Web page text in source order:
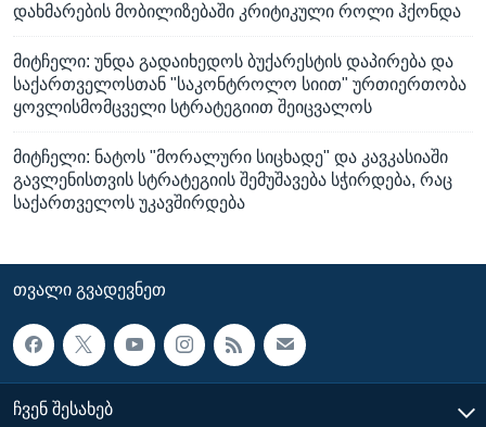
დახმარების მობილიზებაში კრიტიკული როლი ჰქონდა
მიტჩელი: უნდა გადაიხედოს ბუქარესტის დაპირება და
საქართველოსთან "საკონტროლო სიით" ურთიერთობა
ყოვლისმომცველი სტრატეგიით შეიცვალოს
მიტჩელი: ნატოს "მორალური სიცხადე" და კავკასიაში
გავლენისთვის სტრატეგიის შემუშავება სჭირდება, რაც
საქართველოს უკავშირდება
ᲗᲕᲐᲚᲘ ᲒᲕᲐᲓᲔᲕᲜᲔᲗ
ᲩᲕᲔᲜ ᲨᲔᲡᲐᲮᲔᲑ